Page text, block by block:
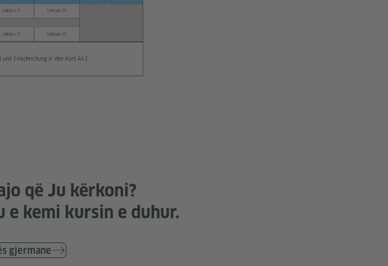
që Ju kërkoni?
e kemi kursin e duhur.
gjermane